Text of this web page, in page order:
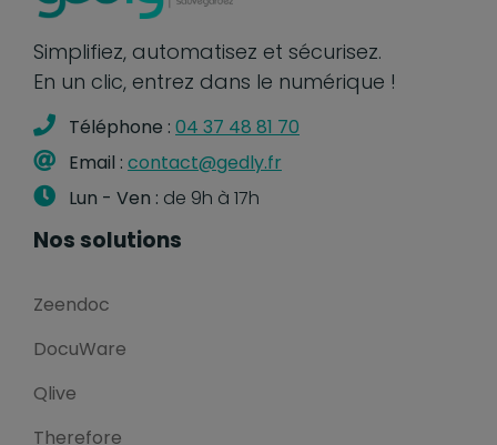
Simplifiez, automatisez et sécurisez.
En un clic, entrez dans le numérique !
Téléphone : 04 37 48 81 70
Email : contact@gedly.fr
Lun - Ven : de 9h à 17h
Nos solutions
Zeendoc
DocuWare
Qlive
Therefore